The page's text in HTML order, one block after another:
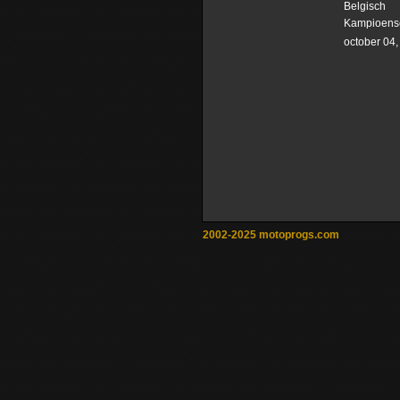
Belgisch
october
2002-2025 motoprogs.com